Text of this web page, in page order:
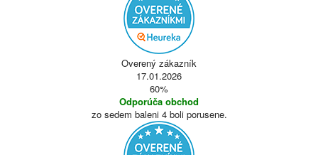
Overený zákazník
17.01.2026
60%
Odporúča obchod
zo sedem baleni 4 boli porusene.